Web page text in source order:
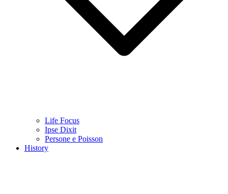
Life Focus
Ipse Dixit
Persone e Poisson
History